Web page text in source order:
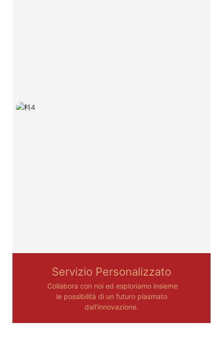
Servizio Personalizzato
Collabora con noi ed esploriamo insieme
le possibilità di un futuro plasmato
dall'innovazione.